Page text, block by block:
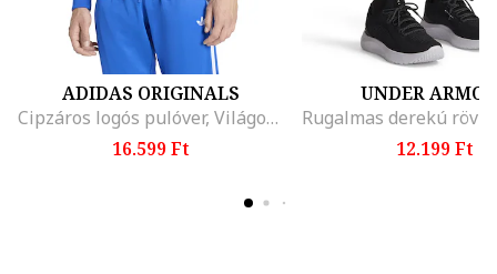
ADIDAS ORIGINALS
Cipzáros logós pulóver, Világoskék
16.599 Ft
UNDER
12.199 Ft